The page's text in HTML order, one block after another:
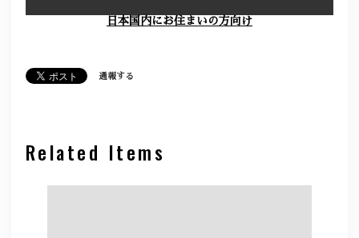
日本国内にお住まいの方向け
通報する
Related Items